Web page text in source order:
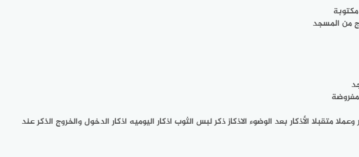
من المسجد
وعملا متقبلا الأذكار بعد الوضوء الاذكاز ذكر لبس الثوب اذكار اليوميه اذكار الدخول والخروج الذكر عند